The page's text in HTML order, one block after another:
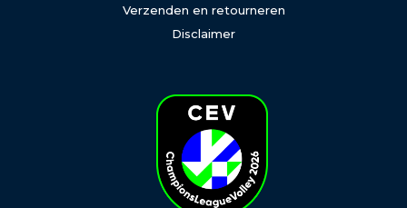
Verzenden en retourneren
Disclaimer